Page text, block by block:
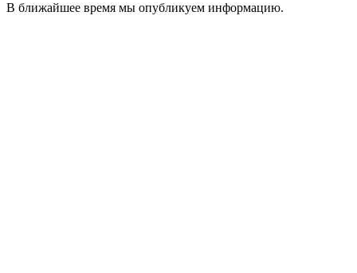
В ближайшее время мы опубликуем информацию.